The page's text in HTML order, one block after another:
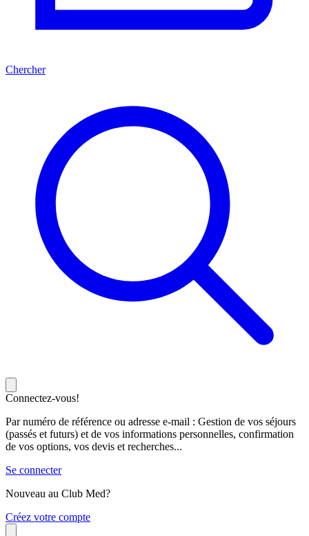
Chercher
Connectez-vous!
Par numéro de référence ou adresse e-mail : Gestion de vos séjours
(passés et futurs) et de vos informations personnelles, confirmation
de vos options, vos devis et recherches...
Se connecter
Nouveau au Club Med?
Créez votre compte